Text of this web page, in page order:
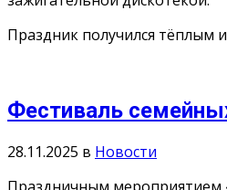
Праздник получился тёплым
Фестиваль
28.11.2025 в Новости
Праздничным мероприятием